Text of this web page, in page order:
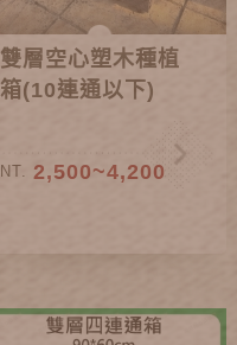
雙層空心塑木種植
箱(10連通以下)
NT. 2,500~4,200